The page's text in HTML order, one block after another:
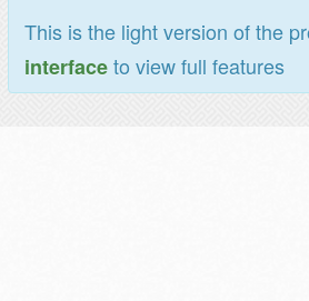
This is the light version of the
interfaceto view full features